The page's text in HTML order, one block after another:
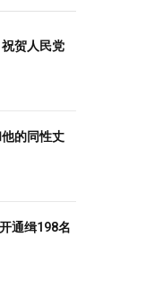
贺人民党
的同性丈
通缉198名